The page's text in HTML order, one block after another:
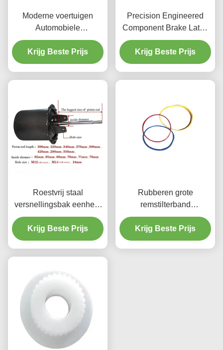
Moderne voertuigen
Automobiele
remonderdelen Remschijf
Centrerende kegel
Krijg Beste Prijs
Precision Engineered
Component Brake Lathe
Centering Cone 38mm
Innendiameter
Krijg Beste Prijs
Roestvrij staal
versnellingsbak eenheid
stofdicht voor
bandwisselaar
Krijg Beste Prijs
Rubberen grote
remstilterband
corrosiebestendig
Krijg Beste Prijs